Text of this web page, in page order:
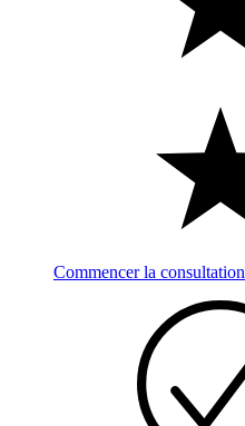
Commencer la consultation